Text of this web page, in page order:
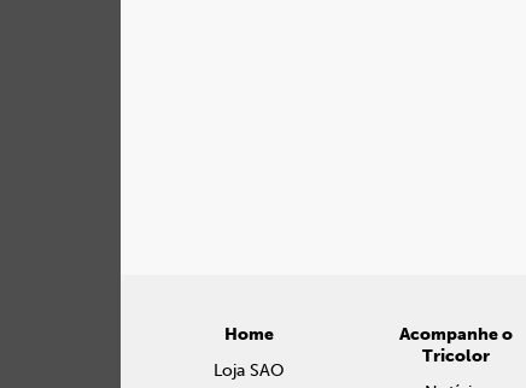
Home
Loja SAO
Acompanhe o
Tricolor